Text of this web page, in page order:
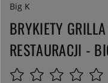
Big K
BRYKIETY
RESTAURACJI -